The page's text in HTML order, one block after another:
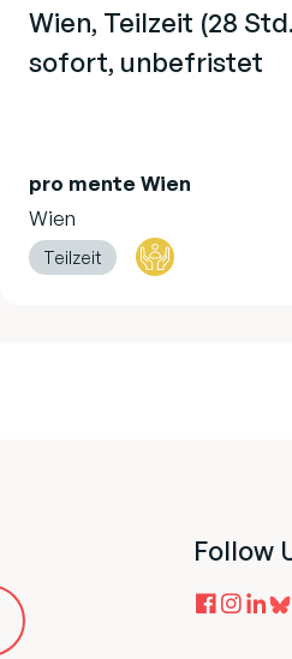
Wien, Teilzeit (28
sofort, unbefristet
pro mente Wien
Wien
Teilzeit
Follow